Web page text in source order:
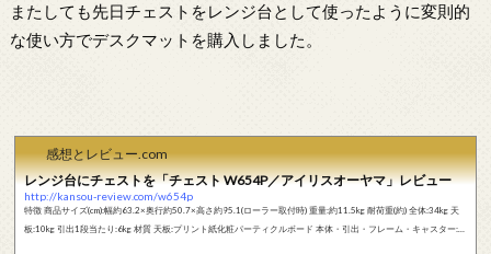
またしても先日チェストをレンジ台として使ったように変則的
な使い方でデスクマットを購入しました。
感想とレビュー.com
レンジ台にチェストを「チェスト W654P／アイリスオーヤマ」レビュー
http://kansou-review.com/w654p
特徴 商品サイズ(cm):幅約63.2×奥行約50.7×高さ約95.1(ローラー取付時) 重量:約11.5kg 耐荷重(約) 全体:34kg 天
板:10kg 引出1段当たり:6kg 材質 天板:プリント紙化粧パーティクルボード 本体・引出・フレーム・キャスター:ポ